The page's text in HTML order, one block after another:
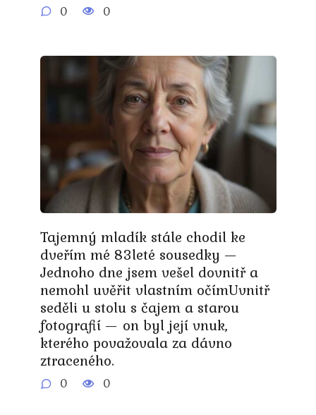
0 0
Tajemný mladík stále chodil ke
dveřím mé 83leté sousedky —
Jednoho dne jsem vešel dovnitř a
nemohl uvěřit vlastním očímUvnitř
seděli u stolu s čajem a starou
fotografií — on byl její vnuk,
kterého považovala za dávno
ztraceného.
0 0